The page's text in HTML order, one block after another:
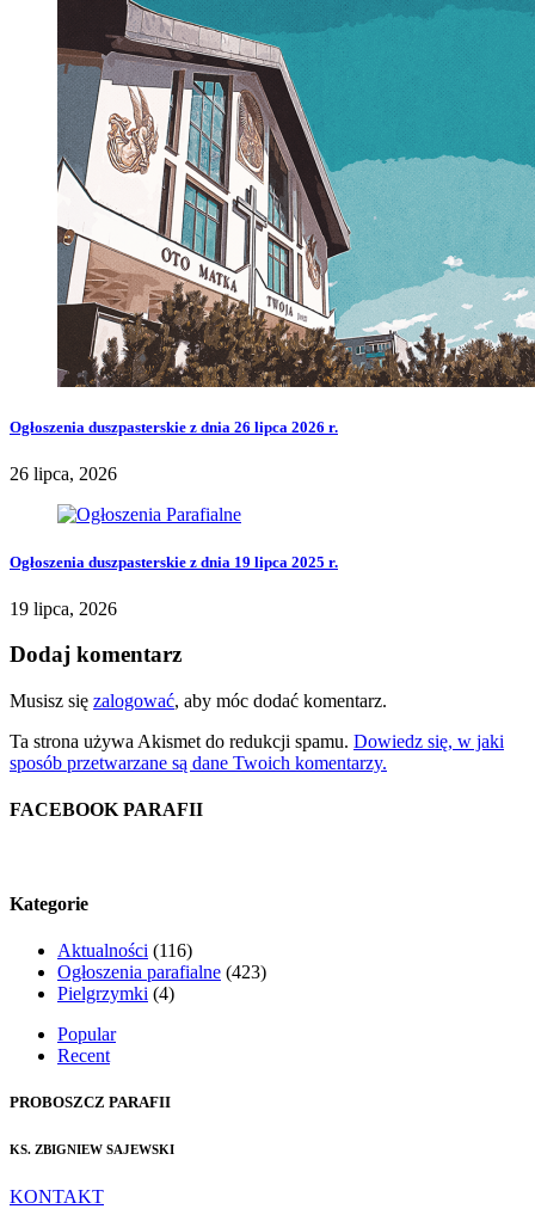
Ogłoszenia duszpasterskie z dnia 26 lipca 2026 r.
26 lipca, 2026
Ogłoszenia duszpasterskie z dnia 19 lipca 2025 r.
19 lipca, 2026
Dodaj komentarz
Musisz się zalogować, aby móc dodać komentarz.
Ta strona używa Akismet do redukcji spamu. Dowiedz się, w jaki
sposób przetwarzane są dane Twoich komentarzy.
FACEBOOK PARAFII
Kategorie
Aktualności (116)
Ogłoszenia parafialne (423)
Pielgrzymki (4)
Popular
Recent
PROBOSZCZ PARAFII
KS. ZBIGNIEW SAJEWSKI
KONTAKT